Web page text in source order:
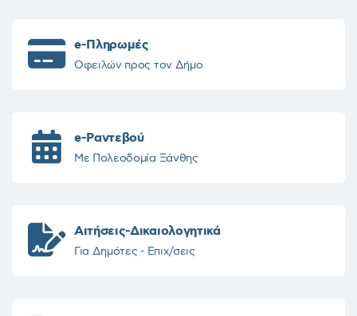
e-Πληρωμές
Οφειλών προς τον Δήμο
e-Ραντεβού
Με Πολεοδομία Ξάνθης
Αιτήσεις-Δικαιολογητικά
Για Δημότες - Επιχ/σεις